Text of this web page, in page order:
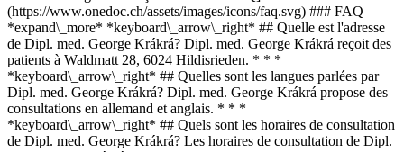
(https://www.onedoc.ch/assets/images/icons/faq.svg) ### FAQ
*expand\_more* *keyboard\_arrow\_right* ## Quelle est l'adresse
de Dipl. med. George Krákrá? Dipl. med. George Krákrá reçoit des
patients à Waldmatt 28, 6024 Hildisrieden. * * *
*keyboard\_arrow\_right* ## Quelles sont les langues parlées par
Dipl. med. George Krákrá? Dipl. med. George Krákrá propose des
consultations en allemand et anglais. * * *
*keyboard\_arrow\_right* ## Quels sont les horaires de consultation
de Dipl. med. George Krákrá? Les horaires de consultation de Dipl.